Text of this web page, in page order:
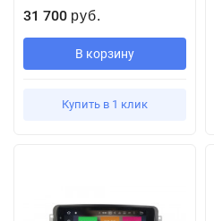
31 700 руб.
В корзину
Купить в 1 клик